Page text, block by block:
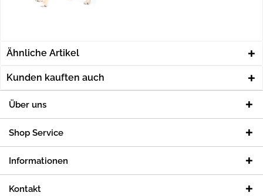
Ähnliche Artikel
Kunden kauften auch
Über uns
Shop Service
Informationen
Kontakt